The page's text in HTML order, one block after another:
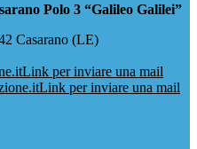
Polo 3 “Galileo Galilei”
Casarano (LE)
Link per inviare una mail
Link per inviare una mail